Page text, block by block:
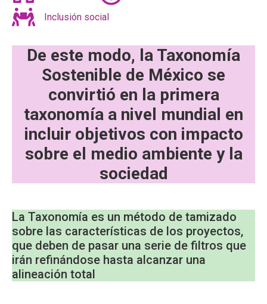
Inclusión social
De este modo, la Taxonomía
Sostenible de México se
convirtió en la primera
taxonomía a nivel mundial en
incluir objetivos con impacto
sobre el medio ambiente y la
sociedad
La Taxonomía es un método de tamizado
sobre las características de los proyectos,
que deben de pasar una serie de filtros que
irán refinándose hasta alcanzar una
alineación total